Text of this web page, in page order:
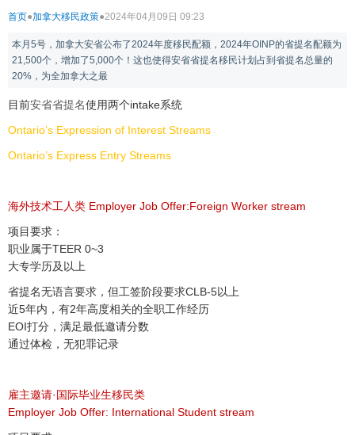
首页●加拿大移民政策●2024年04月09日 09:23
本月5号，加拿大安省公布了2024年度移民配额，2024年OINP的省提名配额为
21,500个，增加了5,000个！这也使得安省省提名移民计划占到省提名总量的
20%，为全加拿大之最
目前安省省提名使用两个intake系统
Ontario’s Expression of Interest Streams
Ontario’s Express Entry Streams
海外技术工人类 Employer Job Offer:Foreign Worker stream
项目要求：
职业属于TEER 0~3
大专学历及以上
省提名无语言要求，但工签阶段要求CLB-5以上
近5年内，有2年高度相关的全职工作经历
EOI打分，满足最低邀请分数
通过体检，无犯罪记录
雇主邀请·国际毕业生移民类
Employer Job Offer: International Student stream